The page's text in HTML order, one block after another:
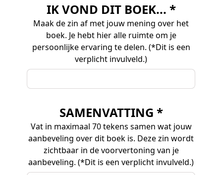
IK VOND DIT BOEK... *
Maak de zin af met jouw mening over het
boek. Je hebt hier alle ruimte om je
persoonlijke ervaring te delen. (*Dit is een
verplicht invulveld.)
SAMENVATTING *
Vat in maximaal 70 tekens samen wat jouw
aanbeveling over dit boek is. Deze zin wordt
zichtbaar in de voorvertoning van je
aanbeveling. (*Dit is een verplicht invulveld.)